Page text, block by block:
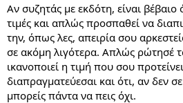
Αν συζητάς με εκδότη, είναι βέβαιο
τιμές και απλώς προσπαθεί να
την, όπως λες, απειρία σου
σε ακόμη λιγότερα. Απλώς ρώτησέ
ικανοποιεί η τιμή που σου
διαπραγματεύεσαι και ότι, αν δεν
μπορείς πάντα να πεις όχι.